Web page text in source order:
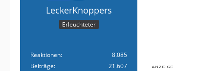
LeckerKnoppers
Erleuchteter
Reaktionen
8.085
Beiträge
21.607